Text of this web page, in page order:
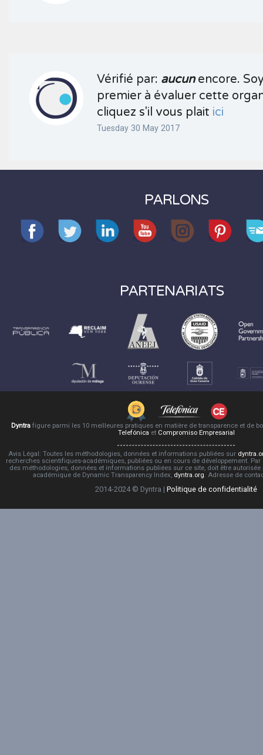
Vérifié par: aucunencore.
premier à évaluer cette
cliquez s'il vous plait ici
Tuesday 30 May 2017
PARLONS
PARTENARIATS
Dyntra figure parmi les 10 meilleures pratiques en matière de transparence et de
Telefónica et Compromiso Empresarial
Avis Légal: Toutes les méthodologies, données et informations publiées sur
recherches scientifiques-académiques, publiées ou en cours de développement.
des méthodologies, données et informations publiées sur ce site, doit être
académique de Dynamic Transparency Index, dyntra.org. Adresse de
2014-2024 © Dyntra | Politique de confidentialité